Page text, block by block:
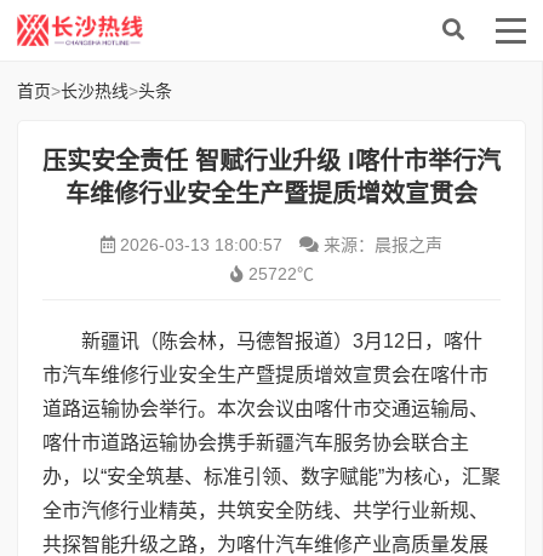
首页>长沙热线>头条
压实安全责任 智赋行业升级 I喀什市举行汽
车维修行业安全生产暨提质增效宣贯会
2026-03-13 18:00:57
来源：晨报之声
25722℃
新疆讯（陈会林，马德智报道）3月12日，喀什
市汽车维修行业安全生产暨提质增效宣贯会在喀什市
道路运输协会举行。本次会议由喀什市交通运输局、
喀什市道路运输协会携手新疆汽车服务协会联合主
办，以“安全筑基、标准引领、数字赋能”为核心，汇聚
全市汽修行业精英，共筑安全防线、共学行业新规、
共探智能升级之路，为喀什汽车维修产业高质量发展